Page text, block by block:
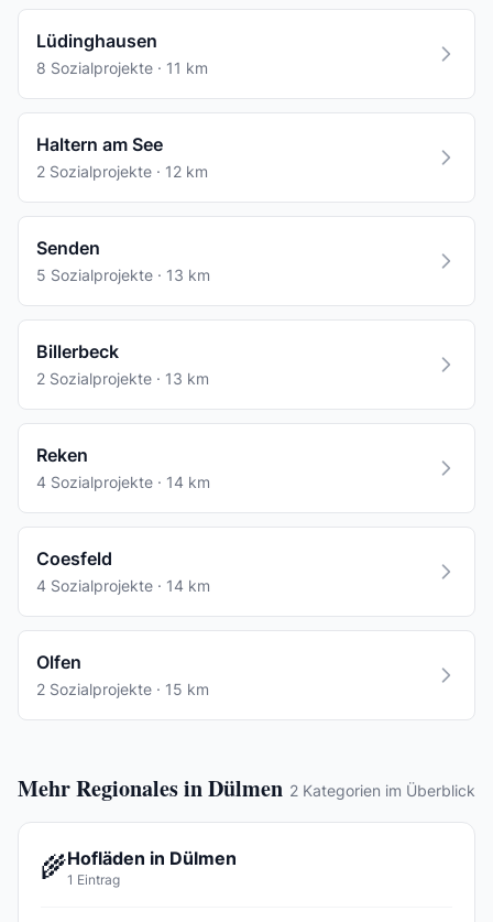
Lüdinghausen
8 Sozialprojekte · 11 km
Haltern am See
2 Sozialprojekte · 12 km
Senden
5 Sozialprojekte · 13 km
Billerbeck
2 Sozialprojekte · 13 km
Reken
4 Sozialprojekte · 14 km
Coesfeld
4 Sozialprojekte · 14 km
Olfen
2 Sozialprojekte · 15 km
Mehr Regionales in Dülmen 2 Kategorien im Überblick
🌾Hofläden in Dülmen
1 Eintrag